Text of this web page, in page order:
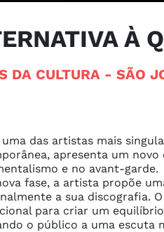
À
DA CULTURA - SÃO
uma das artistas mais
apresenta um
e no avant-garde.
fase, a artista propõe
a sua discografia.
para criar um
o público a uma escuta